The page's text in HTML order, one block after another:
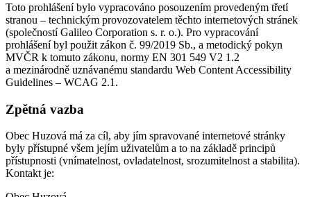
Toto prohlášení bylo vypracováno posouzením provedeným třetí
stranou – technickým provozovatelem těchto internetových stránek
(společností Galileo Corporation s. r. o.). Pro vypracování
prohlášení byl použit zákon č. 99/2019 Sb., a metodický pokyn
MVČR k tomuto zákonu, normy EN 301 549 V2 1.2
a mezinárodně uznávanému standardu Web Content Accessibility
Guidelines – WCAG 2.1.
Zpětná vazba
Obec Huzová má za cíl, aby jím spravované internetové stránky
byly přístupné všem jejím uživatelům a to na základě principů
přístupnosti (vnímatelnost, ovladatelnost, srozumitelnost a stabilita).
Kontakt je: